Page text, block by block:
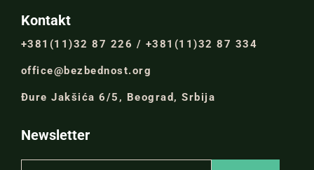
Kontakt
+381(11)32 87 226 / +381(11)32 87 334
office@bezbednost.org
Đure Jakšića 6/5, Beograd, Srbija
Newsletter